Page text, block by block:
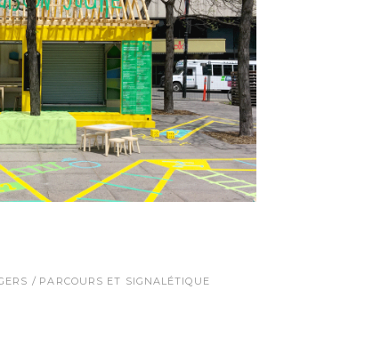
PARCOURS ET SIGNALÉTIQUE